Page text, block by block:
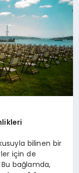
bilinen bir
için de
Bu bağlamda,